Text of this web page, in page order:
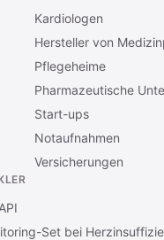
Kardiologen
Hersteller von
Pflegeheime
Pharmazeutische
Start-ups
Notaufnahmen
Versicherungen
Set bei